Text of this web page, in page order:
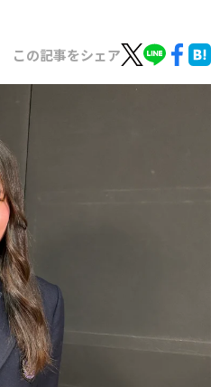
この記事をシェア